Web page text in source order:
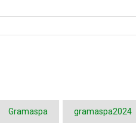
Gramaspa gramaspa2024